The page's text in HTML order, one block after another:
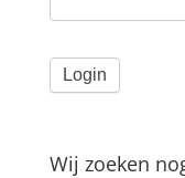
Wij zoeken